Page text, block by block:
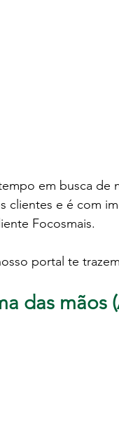
em busca
clientes e é com
Focosmais.
portal te
das mãos